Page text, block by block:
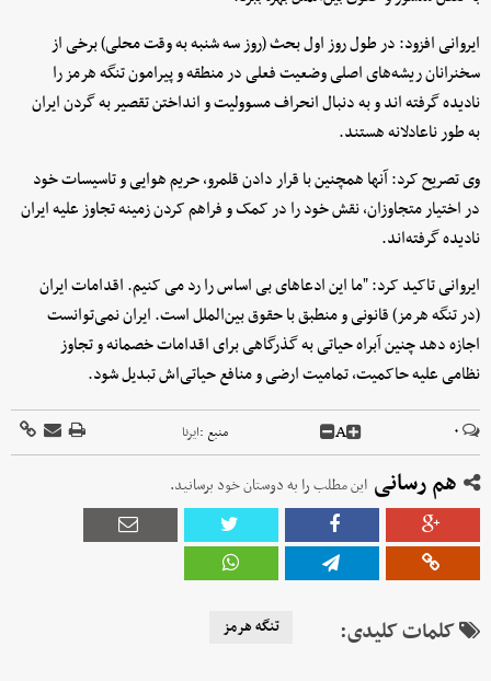
ایروانی افزود: در طول روز اول بحث (روز سه شنبه به وقت محلی) برخی از
سخنرانان ریشه‌های اصلی وضعیت فعلی در منطقه و پیرامون تنگه هرمز را
نادیده گرفته اند و به دنبال انحراف مسوولیت و انداختن تقصیر به گردن ایران
به طور ناعادلانه هستند.
وی تصریح کرد: آنها همچنین با قرار دادن قلمرو، حریم هوایی و تاسیسات خود
در اختیار متجاوزان، نقش خود را در کمک و فراهم کردن زمینه تجاوز علیه ایران
نادیده گرفته‌اند.
ایروانی تاکید کرد: "ما این ادعاهای بی اساس را رد می کنیم. اقدامات ایران
(در تنگه هرمز) قانونی و منطبق با حقوق بین‌الملل است. ایران نمی‌توانست
اجازه دهد چنین آبراه حیاتی‌ به گذرگاهی برای اقدامات خصمانه و تجاوز
نظامی علیه حاکمیت، تمامیت ارضی و منافع حیاتی‌اش تبدیل شود.
۰ A منبع :ایرنا
هم رسانی این مطلب را به دوستان خود برسانید.
کلمات کلیدی: تنگه هرمز